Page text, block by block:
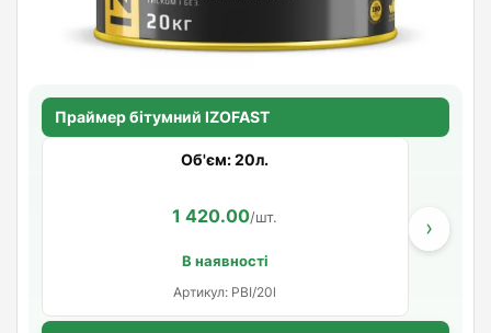
Праймер бітумний IZOFAST
Об'єм: 20л.
1 420.00/шт.
В наявності
Артикул: PBI/20l
›